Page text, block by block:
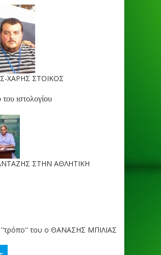
ΧΑΡΗΣ ΣΤΟΙΚΟΣ
ιστολογίου
ΣΤΗΝ ΑΘΛΗΤΙΚΗ
''τρόπο'' του ο ΘΑΝΑΣΗΣ ΜΠΙΛΙΑΣ